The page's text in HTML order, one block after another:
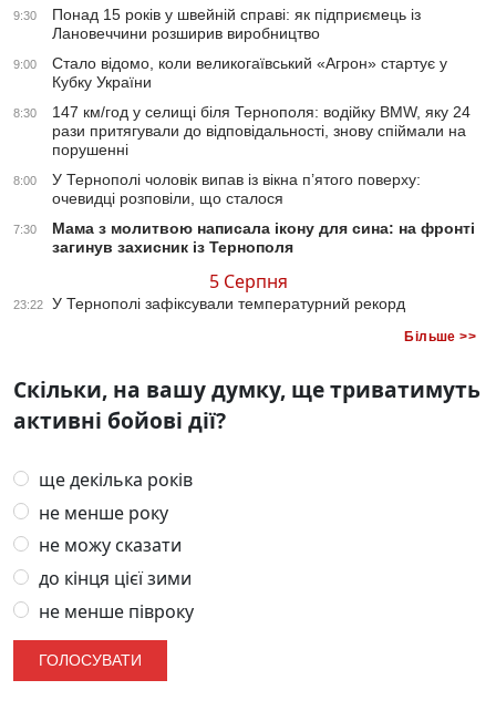
9:30
Понад 15 років у швейній справі: як підприємець із
Лановеччини розширив виробництво
9:00
Стало відомо, коли великогаївський «Агрон» стартує у
Кубку України
8:30
147 км/год у селищі біля Тернополя: водійку BMW, яку 24
рази притягували до відповідальності, знову спіймали на
порушенні
8:00
У Тернополі чоловік випав із вікна п’ятого поверху:
очевидці розповіли, що сталося
7:30
Мама з молитвою написала ікону для сина: на фронті
загинув захисник із Тернополя
5 Серпня
23:22 У Тернополі зафіксували температурний рекорд
Більше >>
Скільки, на вашу думку, ще триватимуть
активні бойові дії?
ще декілька років
не менше року
не можу сказати
до кінця цієї зими
не менше півроку